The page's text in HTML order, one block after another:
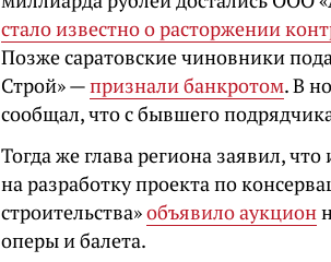
стало известно о расторжении
Позже саратовские чиновники
Строй» —признали банкротом. В
сообщал, что с бывшего
Тогда же глава региона заявил,
на разработку проекта по
строительства»объявило аукцион
оперы и балета.